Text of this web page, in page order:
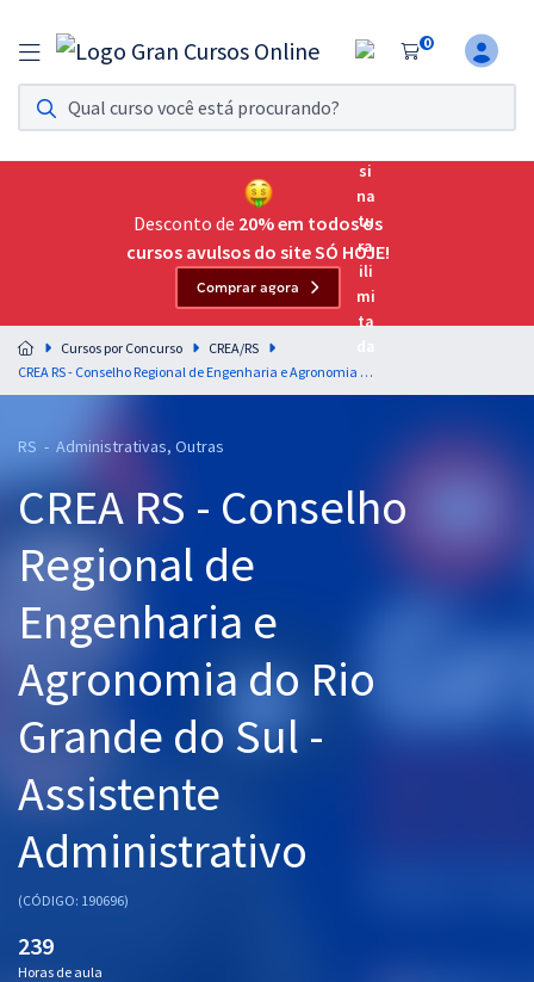
0
Assinatura Ilimitada 11
Acesso a todos os cursos. Teste grátis por 7 dias!
Assinatura OAB Até Passar
Acesso ilimitado a toda preparação para o Exame da
Residências Multiprofissionais
Preparação completa e intensiva para as principais
residências em saúde do Brasil
Cursos 20% OFF
Pós
Graduação
OAB
Questões grátis
Desconto de 20% em todos os
cursos avulsos do site SÓ HOJE!
Comprar agora
Cursos por Concurso
CREA/RS
CREA RS - Conselho Regional de Engenharia e Agronomia do Rio Grande do Sul - Assistente Administrativo
RS - Administrativas, Outras
CREA RS - Conselho
Regional de
Engenharia e
Agronomia do Rio
Grande do Sul -
Assistente
Administrativo
(CÓDIGO: 190696)
239
Horas de aula